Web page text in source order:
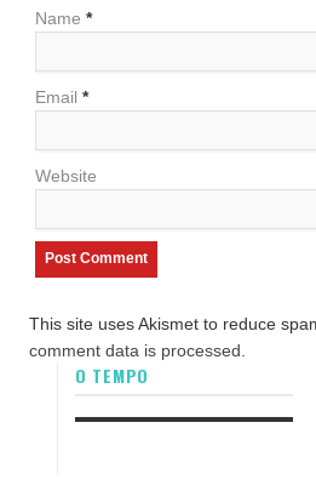
Name *
Email *
Website
This site uses Akismet to reduce
comment data is processed.
O TEMPO